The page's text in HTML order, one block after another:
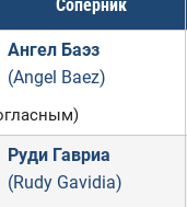
Соперник
Ангел Баэз
(Angel Baez)
Руди Гавриа
(Rudy Gavidia)